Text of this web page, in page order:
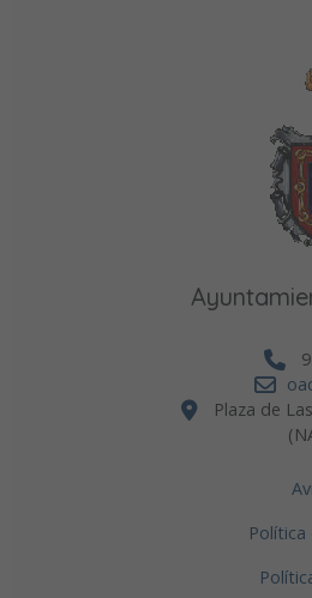
Plaza de